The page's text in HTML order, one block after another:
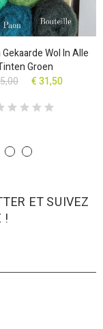
Wol In Alle
Groen
€ 31,50
ET SUIVEZ
!